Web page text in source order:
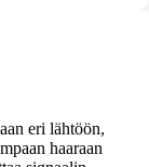
eri lähtöön,
haaraan